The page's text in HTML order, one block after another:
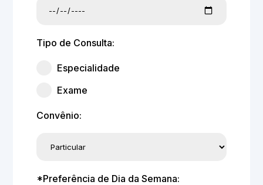
Tipo de Consulta:
Especialidade
Exame
Convênio:
*Preferência de Dia da Semana: